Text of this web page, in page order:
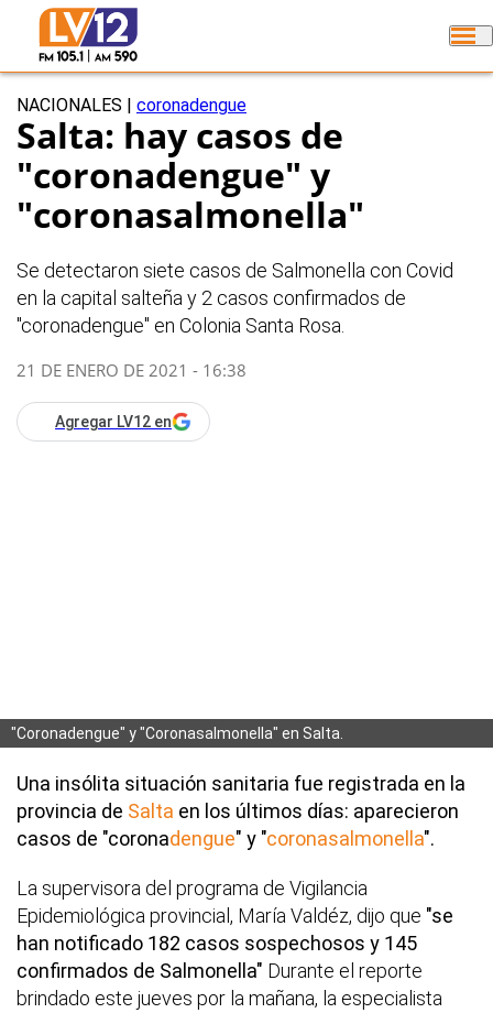
NACIONALES coronadengue
Salta: hay casos de
"coronadengue" y
"coronasalmonella"
Se detectaron siete casos de Salmonella con Covid
en la capital salteña y 2 casos confirmados de
"coronadengue" en Colonia Santa Rosa.
21 DE ENERO DE 2021 - 16:38
Agregar LV12 en
"Coronadengue" y "Coronasalmonella" en Salta.
Una insólita situación sanitaria fue registrada en la
provincia de Salta en los últimos días: aparecieron
casos de "coronadengue" y "coronasalmonella".
La supervisora del programa de Vigilancia
Epidemiológica provincial, María Valdéz, dijo que "se
han notificado 182 casos sospechosos y 145
confirmados de Salmonella" Durante el reporte
brindado este jueves por la mañana, la especialista